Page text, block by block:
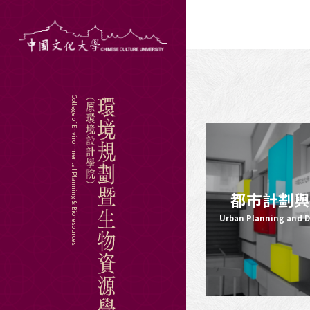
College of Environmental Planning & Bioresources
Hit enter to search or ESC to close
都市計劃
Urban Planning and